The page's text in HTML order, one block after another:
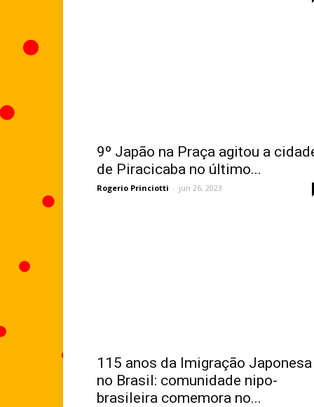
9º Japão na Praça agitou a
de Piracicaba no último...
Rogerio Princiotti - jun 26, 2023
115 anos da Imigração Japonesa
no Brasil: comunidade nipo-
brasileira comemora no...